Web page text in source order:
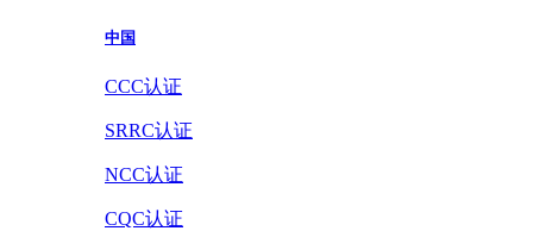
中国
CCC认证
SRRC认证
NCC认证
CQC认证